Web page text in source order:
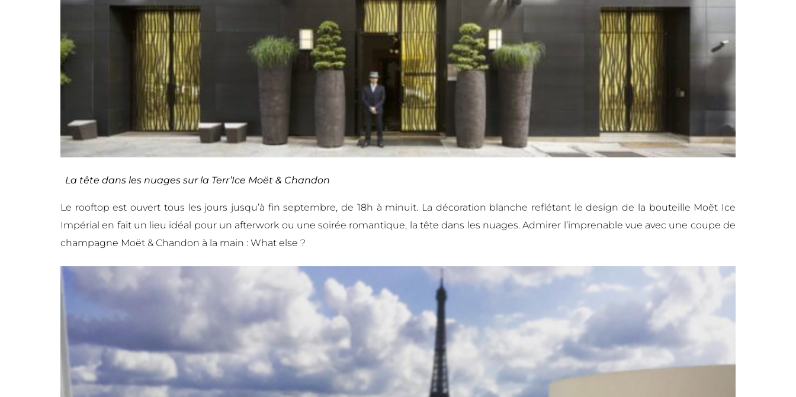
La tête dans les nuages sur la Terr’Ice Moët & Chandon
Le rooftop est ouvert tous les jours jusqu’à fin septembre, de 18h à minuit. La décoration blanche reflétant le design de la bouteille Moët Ice
Impérial en fait un lieu idéal pour un afterwork ou une soirée romantique, la tête dans les nuages. Admirer l’imprenable vue avec une coupe de
champagne Moët & Chandon à la main : What else ?